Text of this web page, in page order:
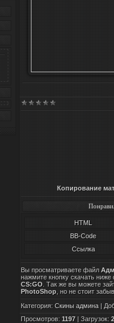
Копирование
HTML
BB-Code
Ссылка
Вы просматриваете файл
нажмите кнопку скачать
CS:GO. Так же вы можете
PhotoShop, но не стоит
Категория: Скины админа|
Просмотров: 1197| Загрузок: